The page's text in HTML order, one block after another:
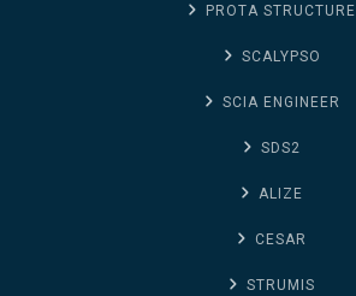
PROTA STRUCTURE
SCALYPSO
SCIA ENGINEER
SDS2
ALIZE
CESAR
STRUMIS